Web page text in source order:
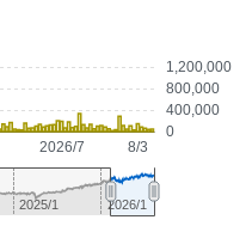
0
400,000
800,000
1,200,000
2026/7 8/3
2025/1 2026/1